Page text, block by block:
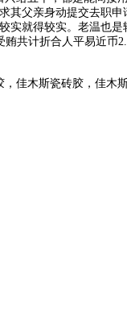
其父亲身动提交去职申
实就得较实。老温也
共计折合人平易近币
佳木斯瓷砖胶，佳木